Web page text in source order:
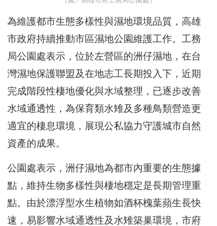
為維護都市生態多樣性與濕地環境品質，高雄
市政府持續推動市區濕地公園維護工作。工務
局公園處表示，位於左營區的洲仔濕地，在台
灣濕地保護聯盟及在地志工長期投入下，近期
完成階段性棲地優化與水域整理，已逐步改善
水域通透性，為保育類水雉及多種鳥類營造更
適宜的棲息環境，展現公私協力守護城市自然
資產的成果。
公園處表示，洲仔濕地為都市內重要的生態據
點，維持生物多樣性與棲地穩定是長期管理重
點。由於漂浮型水生植物如酒杯槐葉蘋生長快
速，易影響水域通透性及水雉築巢環境，市府